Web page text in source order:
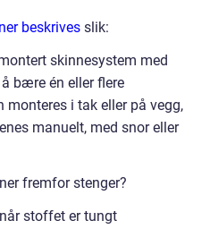
beskrives slik:
skinnesystem med
bære én eller flere
monteres i tak eller på vegg,
manuelt, med snor eller
fremfor stenger?
stoffet er tungt